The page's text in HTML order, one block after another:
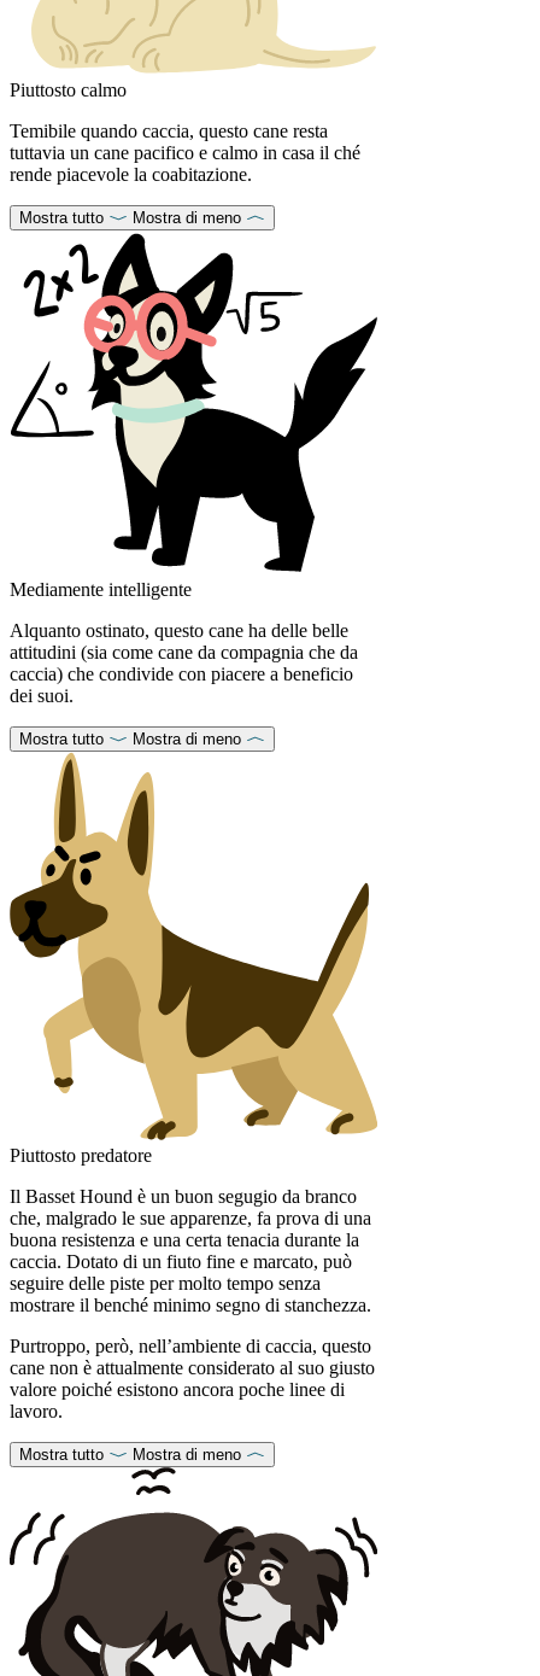
Piuttosto calmo
Temibile quando caccia, questo cane resta
tuttavia un cane pacifico e calmo in casa il ché
rende piacevole la coabitazione.
Mostra tutto Mostra di meno
Mediamente intelligente
Alquanto ostinato, questo cane ha delle belle
attitudini (sia come cane da compagnia che da
caccia) che condivide con piacere a beneficio
dei suoi.
Mostra tutto Mostra di meno
Piuttosto predatore
Il Basset Hound è un buon segugio da branco
che, malgrado le sue apparenze, fa prova di una
buona resistenza e una certa tenacia durante la
caccia. Dotato di un fiuto fine e marcato, può
seguire delle piste per molto tempo senza
mostrare il benché minimo segno di stanchezza.
Purtroppo, però, nell’ambiente di caccia, questo
cane non è attualmente considerato al suo giusto
valore poiché esistono ancora poche linee di
lavoro.
Mostra tutto Mostra di meno